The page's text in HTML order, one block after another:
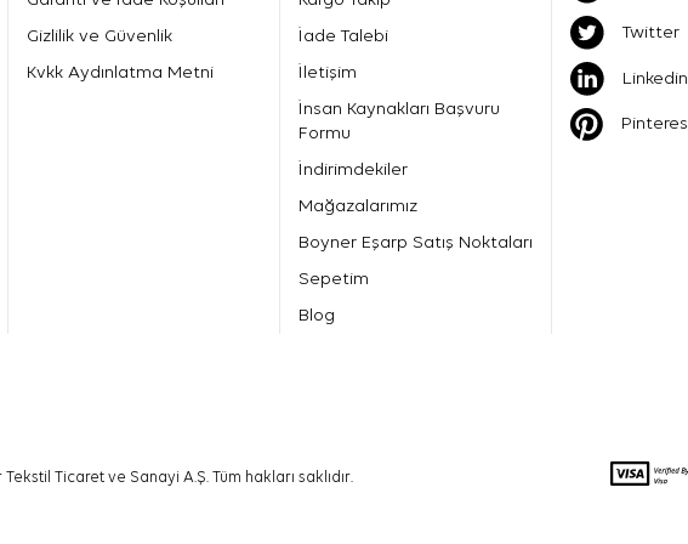
Gizlilik ve Güvenlik
Kvkk Aydınlatma Metni
İade Talebi
İletişim
İnsan Kaynakları Başvuru
Formu
İndirimdekiler
Mağazalarımız
Boyner Eşarp Satış Noktaları
Sepetim
Blog
Twitter
Linkedin
Ticaret ve Sanayi A.Ş. Tüm hakları saklıdır.